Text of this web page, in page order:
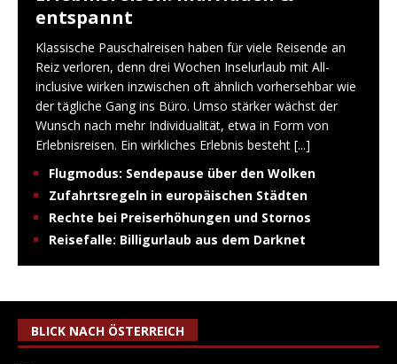
entspannt
Klassische Pauschalreisen haben für viele Reisende an
Reiz verloren, denn drei Wochen Inselurlaub mit All-
inclusive wirken inzwischen oft ähnlich vorhersehbar wie
der tägliche Gang ins Büro. Umso stärker wächst der
Wunsch nach mehr Individualität, etwa in Form von
Erlebnisreisen. Ein wirkliches Erlebnis besteht [...]
Flugmodus: Sendepause über den Wolken
Zufahrtsregeln in europäischen Städten
Rechte bei Preiserhöhungen und Stornos
Reisefalle: Billigurlaub aus dem Darknet
BLICK NACH ÖSTERREICH